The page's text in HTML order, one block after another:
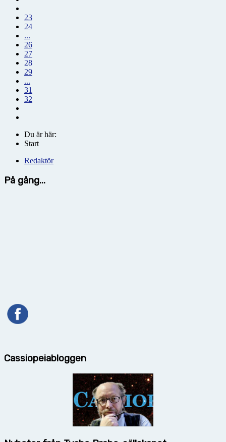
23
24
...
26
27
28
29
...
31
32
Du är här:
Start
Redaktör
På gång...
Cassiopeiabloggen